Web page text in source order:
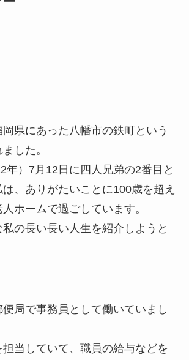
県にあった八幡市の鉄町という
した。
年）7月12日に四人兄弟の2番目と
、ありがたいことに100歳を超え
ホームで過ごしています。
の長い長い人生を紹介しようと
局で事務員として働いていまし
当していて、職員の給与などを